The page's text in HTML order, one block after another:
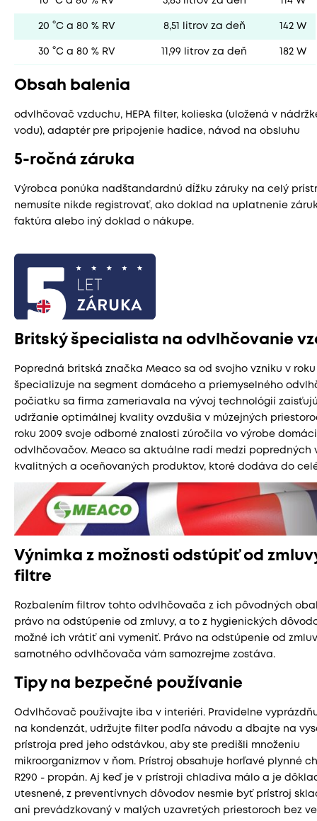
20 °C a 80 % RV 8,51 litrov za deň 142 W
30 °C a 80 % RV 11,99 litrov za deň 182 W
Obsah balenia
odvlhčovač vzduchu, HEPA filter, kolieska (uložená v
vodu), adaptér pre pripojenie hadice, návod na obsluhu
5-ročná záruka
Výrobca ponúka nadštandardnú dĺžku záruky na celý
nemusíte nikde registrovať, ako doklad na uplatnenie
faktúra alebo iný doklad o nákupe.
Britský špecialista na odvlhčovanie
Popredná britská značka Meaco sa od svojho vzniku v roku
špecializuje na segment domáceho a priemyselného
počiatku sa firma zameriavala na vývoj technológií
udržanie optimálnej kvality ovzdušia v múzejných
roku 2009 svoje odborné znalosti zúročila vo výrobe
odvlhčovačov. Meaco sa aktuálne radí medzi popredných
kvalitných a oceňovaných produktov, ktoré dodáva do
Výnimka z možnosti odstúpiť od
filtre
Rozbalením filtrov tohto odvlhčovača z ich pôvodných
právo na odstúpenie od zmluvy, a to z hygienických
možné ich vrátiť ani vymeniť. Právo na odstúpenie od
samotného odvlhčovača vám samozrejme zostáva.
Tipy na bezpečné používanie
Odvlhčovač používajte iba v interiéri. Pravidelne
na kondenzát, udržujte filter podľa návodu a dbajte na
prístroja pred jeho odstávkou, aby ste predišli množeniu
mikroorganizmov v ňom. Prístroj obsahuje horľavé plynné
R290 - propán. Aj keď je v prístroji chladiva málo a je
utesnené, z preventívnych dôvodov nesmie byť prístroj
ani prevádzkovaný v malých uzavretých priestoroch bez